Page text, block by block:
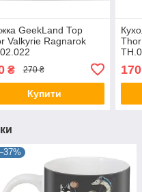
GeekLand Тор
Valkyrie Ragnarok
₴ 270 ₴
Купити
170